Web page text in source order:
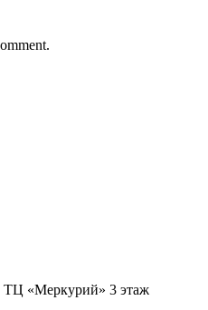
ТЦ «Меркурий» 3 этаж